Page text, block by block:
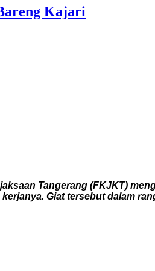
Kajari
Tangerang (FKJKT)
Giat tersebut dalam